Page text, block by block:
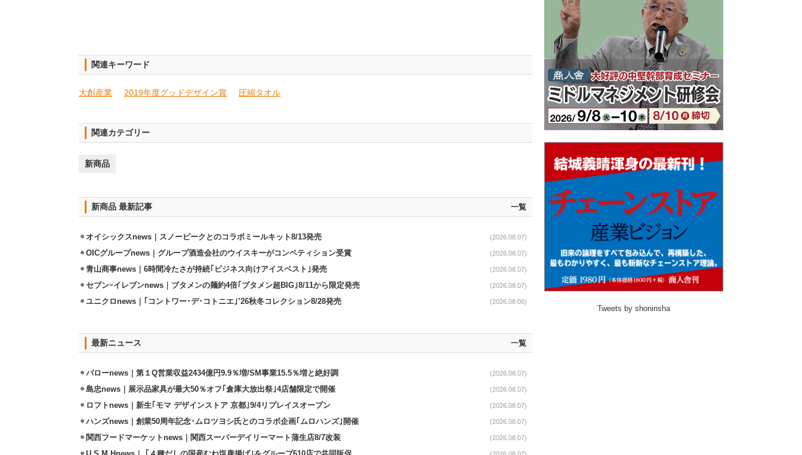
関連キーワード
大創産業 2019年度グッドデザイン賞 圧縮タオル
関連カテゴリー
新商品
新商品 最新記事 一覧
オイシックスnews｜スノーピークとのコラボミールキット8/13発売 (2026.08.07)
OICグループnews｜グループ酒造会社のウイスキーがコンペティション受賞 (2026.08.07)
青山商事news｜6時間冷たさが持続｢ビジネス向けアイスベスト｣発売 (2026.08.07)
セブンｰイレブンnews｜ブタメンの麺約4倍｢ブタメン超BIG｣8/11から限定発売 (2026.08.07)
ユニクロnews｜｢コントワー･デ･コトニエ｣’26秋冬コレクション8/28発売 (2026.08.06)
最新ニュース 一覧
バローnews｜第１Q営業収益2434億円9.9％増/SM事業15.5％増と絶好調 (2026.08.07)
島忠news｜展示品家具が最大50％オフ｢倉庫大放出祭｣4店舗限定で開催 (2026.08.07)
ロフトnews｜新生｢モマ デザインストア 京都｣9/4リプレイスオープン (2026.08.07)
ハンズnews｜創業50周年記念･ムロツヨシ氏とのコラボ企画｢ムロハンズ｣開催 (2026.08.07)
関西フードマーケットnews｜関西スーパーデイリーマート蒲生店8/7改装 (2026.08.07)
Tweets by shoninsha